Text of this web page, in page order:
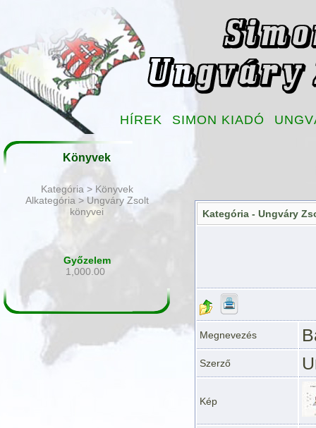
HÍREK SIMON KIADÓ
Könyvek
Kategória > Könyvek
Alkategória > Ungváry Zsolt
könyvei
Győzelem
1,000.00
Kategória - Ungváry
Megnevezés
Szerző
Kép